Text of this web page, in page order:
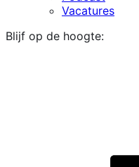
Vacatures
Blijf op de hoogte: